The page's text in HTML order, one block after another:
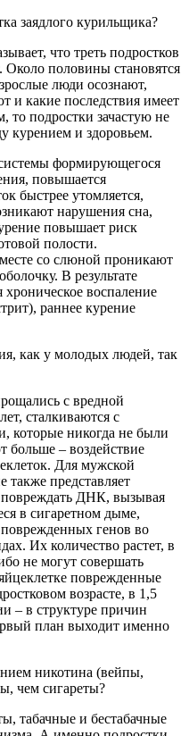
заядлого курильщика?
что треть подростков
Около половины становятся
люди осознают,
и какие последствия имеет
то подростки зачастую не
курением и здоровьем.
формирующегося
повышается
быстрее утомляется,
нарушения сна,
повышает риск
полости.
со слюной проникают
В результате
хроническое воспаление
раннее курение
как у молодых людей, так
с вредной
сталкиваются с
которые никогда не были
– воздействие
Для мужской
также представляет
ДНК, вызывая
в сигаретном дыме,
генов во
Их количество растет, в
не могут совершать
поврежденные
возрасте, в 1,5
– в структуре причин
план выходит именно
никотина (вейпы,
чем сигареты?
табачные и бестабачные